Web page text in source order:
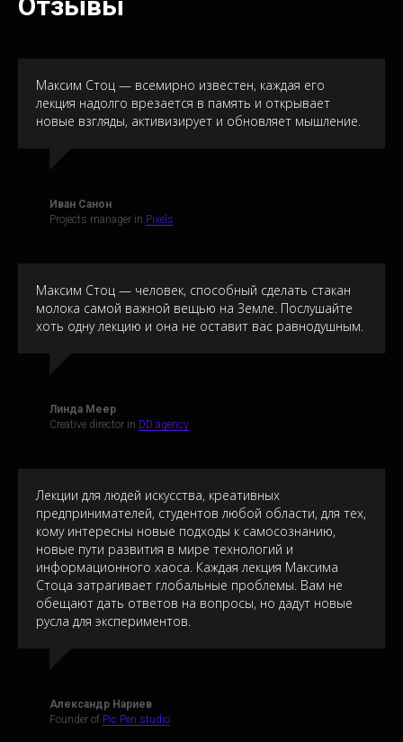
Максим Стоц — всемирно известен, каждая его
лекция надолго врезается в память и открывает
новые взгляды, активизирует и обновляет мышление.
Иван Санон
Projects manager in Pixels
Максим Стоц — человек, способный сделать стакан
молока самой важной вещью на Земле. Послушайте
хоть одну лекцию и она не оставит вас равнодушным.
Линда Меер
Creative director in DD agency
Лекции для людей искусства, креативных
предпринимателей, студентов любой области, для тех,
кому интересны новые подходы к самосознанию,
новые пути развития в мире технологий и
информационного хаоса. Каждая лекция Максима
Стоца затрагивает глобальные проблемы. Вам не
обещают дать ответов на вопросы, но дадут новые
русла для экспериментов.
Александр Нариев
Founder of Pic Pen studio